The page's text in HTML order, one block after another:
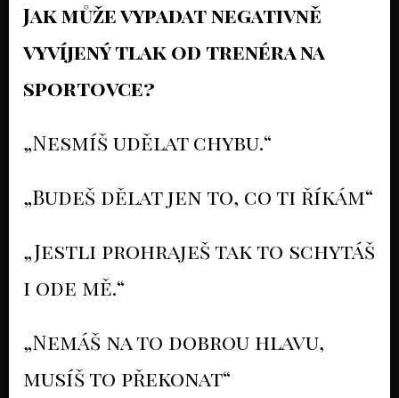
Jak může vypadat negativně
vyvíjený tlak od trenéra na
sportovce?
„Nesmíš udělat chybu.“
„Budeš dělat jen to, co ti říkám“
„Jestli prohraješ tak to schytáš
i ode mě.“
„Nemáš na to dobrou hlavu,
musíš to překonat“